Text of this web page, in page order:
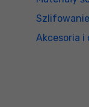
Akcesoria i